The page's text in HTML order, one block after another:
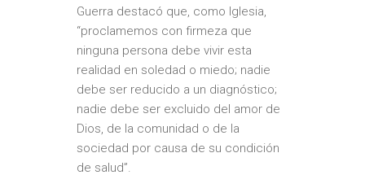
Guerra destacó que, como Iglesia,
“proclamemos con firmeza que
ninguna persona debe vivir esta
realidad en soledad o miedo; nadie
debe ser reducido a un diagnóstico;
nadie debe ser excluido del amor de
Dios, de la comunidad o de la
sociedad por causa de su condición
de salud”.